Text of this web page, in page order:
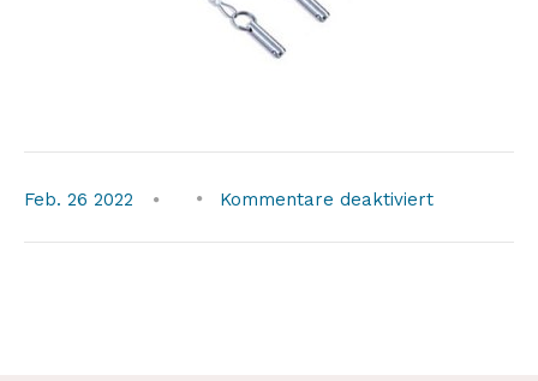
Feb. 26 2022 Kommentare deaktiviertfür